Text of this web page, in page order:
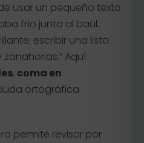
usar un pequeño texto
frío junto al baúl.
escribir una lista
Aquí
, coma en
ortográfica
permite revisar por